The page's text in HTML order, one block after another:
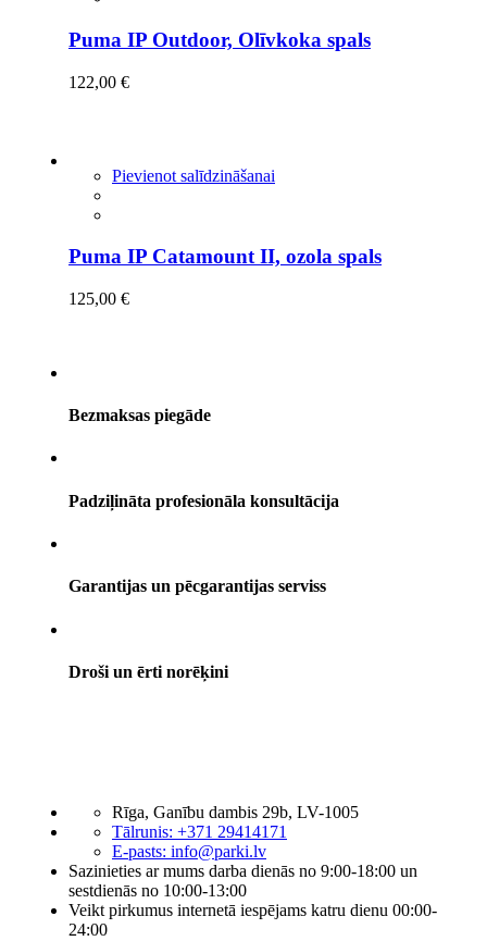
Puma IP Outdoor, Olīvkoka spals
122,00 €
Pievienot salīdzināšanai
Puma IP Catamount II, ozola spals
125,00 €
Bezmaksas piegāde
Padziļināta profesionāla konsultācija
Garantijas un pēcgarantijas serviss
Droši un ērti norēķini
Rīga, Ganību dambis 29b, LV-1005
Tālrunis: +371 29414171
E-pasts: info@parki.lv
Sazinieties ar mums darba dienās no 9:00-18:00 un
sestdienās no 10:00-13:00
Veikt pirkumus internetā iespējams katru dienu 00:00-
24:00